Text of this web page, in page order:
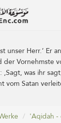
unser Herr.‘ Er
der Vornehmste
was ihr
vom Satan
'Aqidah -